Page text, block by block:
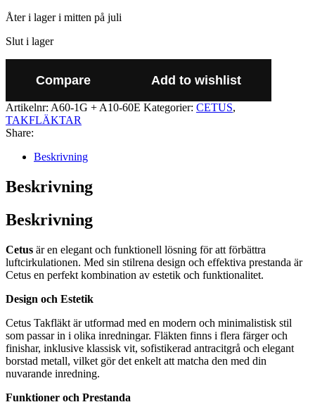
Åter i lager i mitten på juli
Slut i lager
Compare Add to wishlist
Artikelnr: A60-1G + A10-60E Kategorier: CETUS,
TAKFLÄKTAR
Share:
Beskrivning
Beskrivning
Beskrivning
Cetus är en elegant och funktionell lösning för att förbättra
luftcirkulationen. Med sin stilrena design och effektiva prestanda är
Cetus en perfekt kombination av estetik och funktionalitet.
Design och Estetik
Cetus Takfläkt är utformad med en modern och minimalistisk stil
som passar in i olika inredningar. Fläkten finns i flera färger och
finishar, inklusive klassisk vit, sofistikerad antracitgrå och elegant
borstad metall, vilket gör det enkelt att matcha den med din
nuvarande inredning.
Funktioner och Prestanda